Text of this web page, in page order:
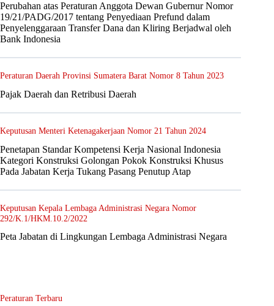
Perubahan atas Peraturan Anggota Dewan Gubernur Nomor
19/21/PADG/2017 tentang Penyediaan Prefund dalam
Penyelenggaraan Transfer Dana dan Kliring Berjadwal oleh
Bank Indonesia
Peraturan Daerah Provinsi Sumatera Barat Nomor 8 Tahun 2023
Pajak Daerah dan Retribusi Daerah
Keputusan Menteri Ketenagakerjaan Nomor 21 Tahun 2024
Penetapan Standar Kompetensi Kerja Nasional Indonesia
Kategori Konstruksi Golongan Pokok Konstruksi Khusus
Pada Jabatan Kerja Tukang Pasang Penutup Atap
Keputusan Kepala Lembaga Administrasi Negara Nomor
292/K.1/HKM.10.2/2022
Peta Jabatan di Lingkungan Lembaga Administrasi Negara
Peraturan Terbaru